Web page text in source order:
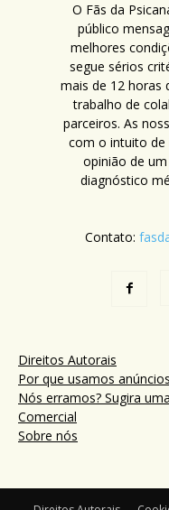
O Fãs da
público
melhores
segue sérios
mais de 12 horas
trabalho de
parceiros. As
com o intuito de
opinião de
diagnóstico
Contato:
Direitos Autorais
Por que usamos
Nós erramos? Sugira
Comercial
Sobre nós